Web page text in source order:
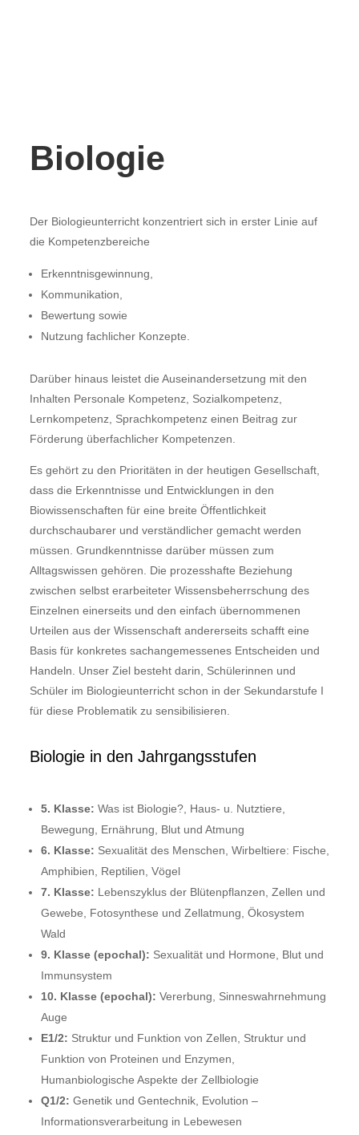
Biologie
Der Biologieunterricht konzentriert sich in erster Linie auf
die Kompetenzbereiche
Erkenntnisgewinnung,
Kommunikation,
Bewertung sowie
Nutzung fachlicher Konzepte.
Darüber hinaus leistet die Auseinandersetzung mit den
Inhalten Personale Kompetenz, Sozialkompetenz,
Lernkompetenz, Sprachkompetenz einen Beitrag zur
Förderung überfachlicher Kompetenzen.
Es gehört zu den Prioritäten in der heutigen Gesellschaft,
dass die Erkenntnisse und Entwicklungen in den
Biowissenschaften für eine breite Öffentlichkeit
durchschaubarer und verständlicher gemacht werden
müssen. Grundkenntnisse darüber müssen zum
Alltagswissen gehören. Die prozesshafte Beziehung
zwischen selbst erarbeiteter Wissensbeherrschung des
Einzelnen einerseits und den einfach übernommenen
Urteilen aus der Wissenschaft andererseits schafft eine
Basis für konkretes sachangemessenes Entscheiden und
Handeln. Unser Ziel besteht darin, Schülerinnen und
Schüler im Biologieunterricht schon in der Sekundarstufe I
für diese Problematik zu sensibilisieren.
Biologie in den Jahrgangsstufen
5. Klasse: Was ist Biologie?, Haus- u. Nutztiere,
Bewegung, Ernährung, Blut und Atmung
6. Klasse: Sexualität des Menschen, Wirbeltiere: Fische,
Amphibien, Reptilien, Vögel
7. Klasse: Lebenszyklus der Blütenpflanzen, Zellen und
Gewebe, Fotosynthese und Zellatmung, Ökosystem
Wald
9. Klasse (epochal): Sexualität und Hormone, Blut und
Immunsystem
10. Klasse (epochal): Vererbung, Sinneswahrnehmung
Auge
E1/2: Struktur und Funktion von Zellen, Struktur und
Funktion von Proteinen und Enzymen,
Humanbiologische Aspekte der Zellbiologie
Q1/2: Genetik und Gentechnik, Evolution –
Informationsverarbeitung in Lebewesen